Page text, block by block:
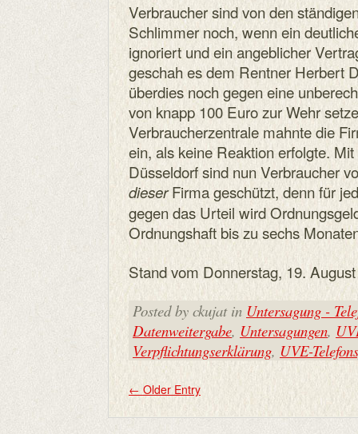
Verbraucher sind von den
Schlimmer noch, wenn ein
ignoriert und ein angeblicher
geschah es dem Rentner Herbert
überdies noch gegen eine
von knapp 100 Euro zur Wehr
Verbraucherzentrale mahnte die
ein, als keine Reaktion erfolgte.
Düsseldorf sind nun Verbraucher
dieserFirma geschützt, denn für
gegen das Urteil wird
Ordnungshaft bis zu sechs
Stand vom Donnerstag, 19.
Posted by ckujat in Untersagung -
Datenweitergabe, Untersagungen,
Verpflichtungserklärung, UVE-
← Older Entry